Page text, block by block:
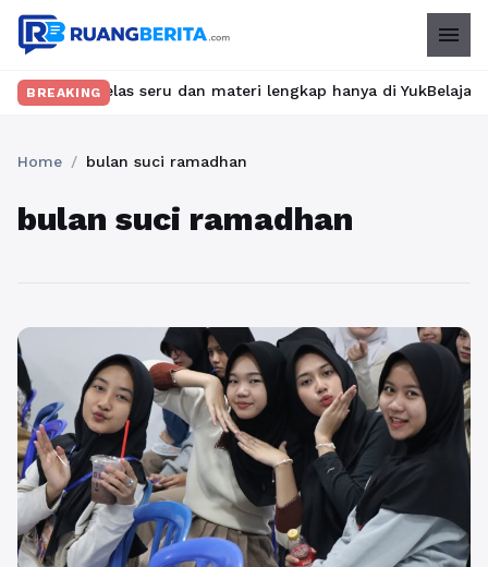
menu
BREAKING
kelas seru dan materi lengkap hanya di
Home / bulan suci ramadhan
bulan suci ramadhan